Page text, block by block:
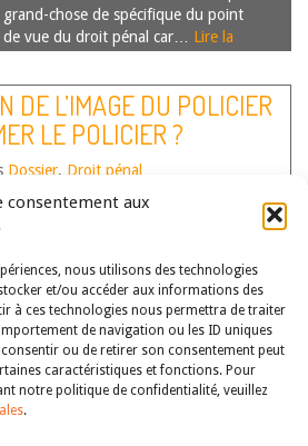
consentement aux
nous utilisons des technologies
et/ou accéder aux informations des
à ces technologies nous permettra de traiter
de navigation ou les ID uniques
consentir ou de retirer son consentement peut
caractéristiques et fonctions. Pour
notre politique de confidentialité, veuillez
.
grand-chose de spécifique du point
de vue du droit pénal car… Lire la
DE L’IMAGE DU POLICIER
LE POLICIER ?
Dossier, Droit pénal
Thierry
Institut François Gény (EA7301),
Chargé de mission, service juridique
du Conseil constitutionnel Il est un
fait acquis : la police filme. Elle
« fixe » des images[1], utilise la
vidéosurveillance sur la voie
publique[2],…